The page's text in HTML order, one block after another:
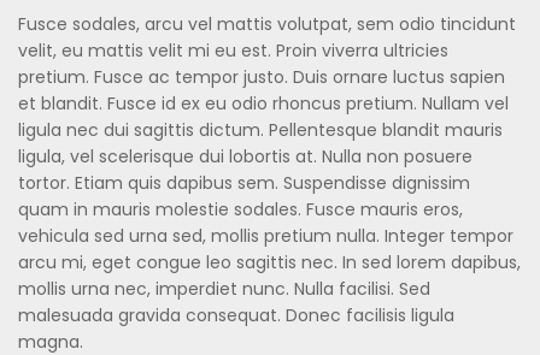
Fusce sodales, arcu vel mattis volutpat, sem odio tincidunt
velit, eu mattis velit mi eu est. Proin viverra ultricies
pretium. Fusce ac tempor justo. Duis ornare luctus sapien
et blandit. Fusce id ex eu odio rhoncus pretium. Nullam vel
ligula nec dui sagittis dictum. Pellentesque blandit mauris
ligula, vel scelerisque dui lobortis at. Nulla non posuere
tortor. Etiam quis dapibus sem. Suspendisse dignissim
quam in mauris molestie sodales. Fusce mauris eros,
vehicula sed urna sed, mollis pretium nulla. Integer tempor
arcu mi, eget congue leo sagittis nec. In sed lorem dapibus,
mollis urna nec, imperdiet nunc. Nulla facilisi. Sed
malesuada gravida consequat. Donec facilisis ligula
magna.